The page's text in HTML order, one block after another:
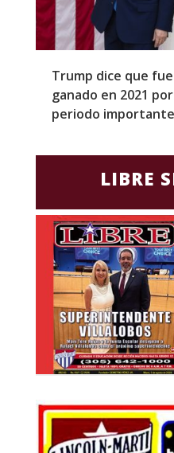
Trump dice que
ganado en 2021
periodo
LIBRE